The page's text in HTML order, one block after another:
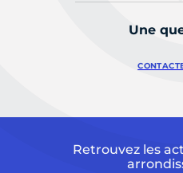
Une
Retrouvez les